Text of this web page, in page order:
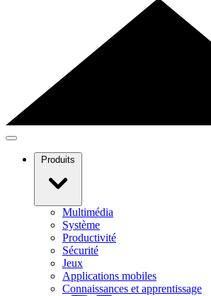
Produits
Multimédia
Système
Productivité
Sécurité
Jeux
Applications mobiles
Connaissances et apprentissage